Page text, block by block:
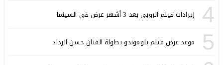
4 إيرادات فيلم الروبي بعد 3 أشهر عرض في السينما
5 موعد عرض فيلم بلوموندو بطولة الفنان حسن الرداد